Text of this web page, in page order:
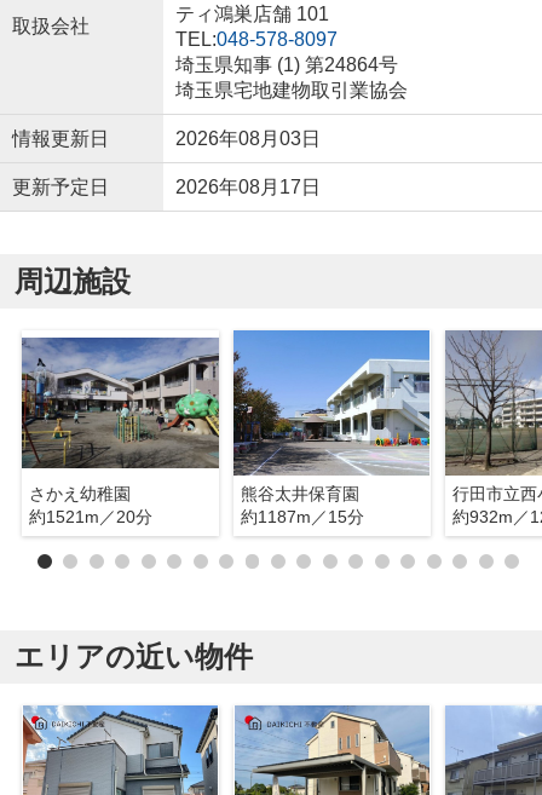
取扱会社
ティ鴻巣店舗 101
TEL:048-578-8097
埼玉県知事 (1) 第24864号
埼玉県宅地建物取引業協会
情報更新日 2026年08月03日
更新予定日 2026年08月17日
周辺施設
さかえ幼稚園
約1521m／20分
熊谷太井保育園
約1187m／15分
行田市立西
約932m／
エリアの近い物件